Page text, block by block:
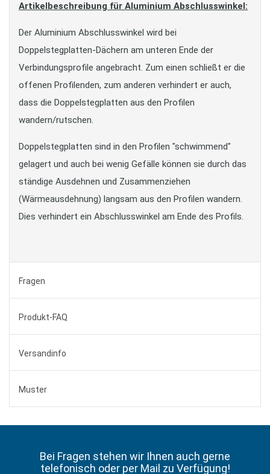
Artikelbeschreibung für Aluminium Abschlusswinkel:
Der Aluminium Abschlusswinkel wird bei
Doppelstegplatten-Dächern am unteren Ende der
Verbindungsprofile angebracht. Zum einen schließt er die
offenen Profilenden, zum anderen verhindert er auch,
dass die Doppelstegplatten aus den Profilen
wandern/rutschen.
Doppelstegplatten sind in den Profilen "schwimmend"
gelagert und auch bei wenig Gefälle können sie durch das
ständige Ausdehnen und Zusammenziehen
(Wärmeausdehnung) langsam aus den Profilen wandern.
Dies verhindert ein Abschlusswinkel am Ende des Profils.
Fragen
Produkt-FAQ
Versandinfo
Muster
Bei Fragen stehen wir Ihnen auch gerne
telefonisch oder per Mail zu Verfügung!